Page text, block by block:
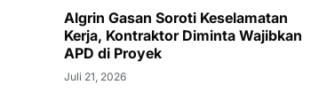
Algrin Gasan Soroti Keselamatan
Kerja, Kontraktor Diminta Wajibkan
APD di Proyek
Juli 21, 2026